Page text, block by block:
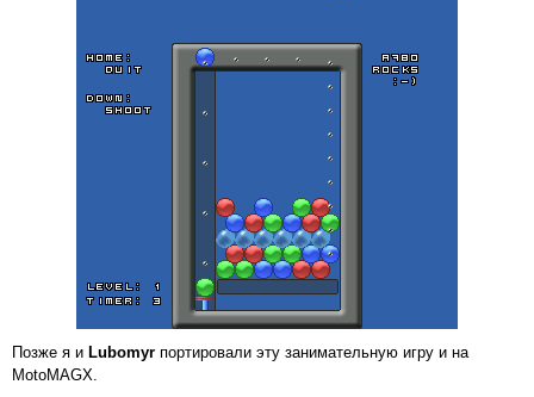
Позже я и Lubomyr портировали эту занимательную игру и на
MotoMAGX.